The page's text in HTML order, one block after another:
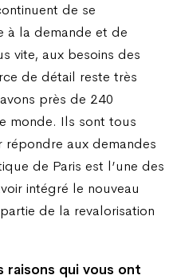
de se
à la demande et de
vite, aux besoins des
de détail reste très
près de 240
monde. Ils sont tous
aux demandes
de Paris est l’une des
intégré le nouveau
de la revalorisation
raisons qui vous ont